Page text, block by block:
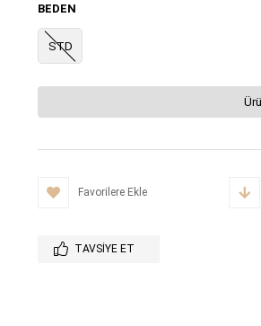
BEDEN
STD
Favorilere Ekle
TAVSIYE ET